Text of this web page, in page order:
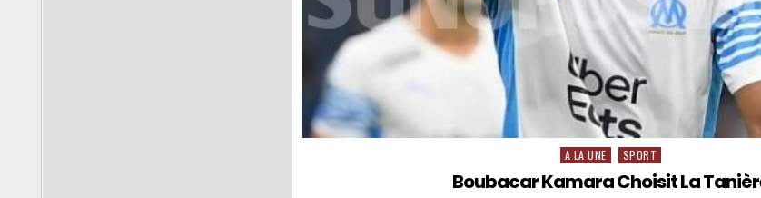
Posted
A LA UNE SPORT
Boubacar Kamara Choisit La